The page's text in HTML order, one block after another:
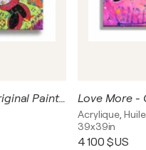
Vanity Rhapsody & Marilyn – Original Painting on canvas Love More -
Acrylique,
39x39in
4 100 $US